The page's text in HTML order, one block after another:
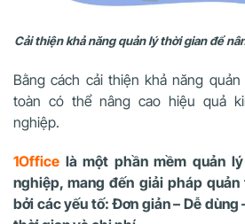
Cải thiện khả năng quản lý thời gian để
Bằng cách cải thiện khả năng
toàn có thể nâng cao hiệu quả
nghiệp.
1Office là một phần mềm quản
nghiệp, mang đến giải pháp
bởi các yếu tố: Đơn giản – Dễ dùng